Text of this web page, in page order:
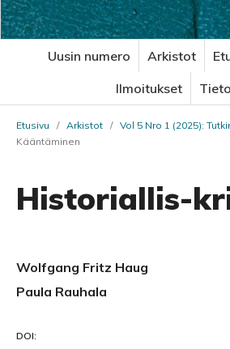
Uusin numero Arkistot
Ilmoitukset
Etusivu / Arkistot / Vol 5 Nro 1 (2025):
Kääntäminen
Historiallis-
Wolfgang Fritz Haug
Paula Rauhala
DOI: